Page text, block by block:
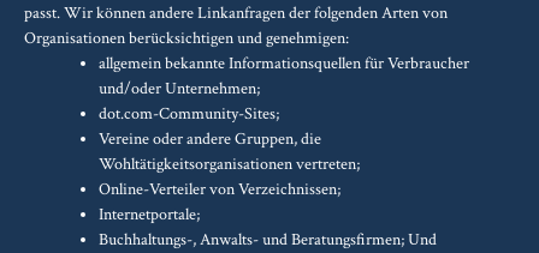
passt. Wir können andere Linkanfragen der folgenden Arten von
Organisationen berücksichtigen und genehmigen:
allgemein bekannte Informationsquellen für Verbraucher
und/oder Unternehmen;
dot.com-Community-Sites;
Vereine oder andere Gruppen, die
Wohltätigkeitsorganisationen vertreten;
Online-Verteiler von Verzeichnissen;
Internetportale;
Buchhaltungs-, Anwalts- und Beratungsfirmen; Und